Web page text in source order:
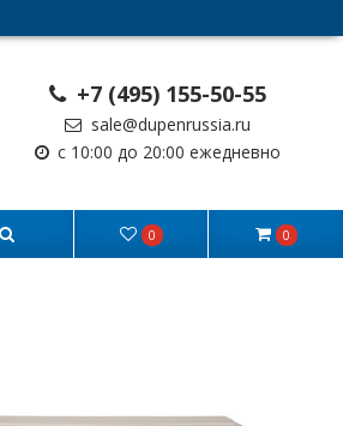
+7 (495) 155-50-55
sale@dupenrussia.ru
с 10:00 до 20:00 ежедневно
0 0